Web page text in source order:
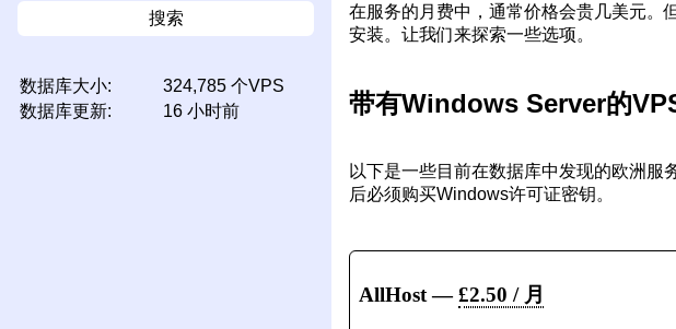
搜索
数据库大小:
324,785 个VPS
数据库更新:
16 小时前
在服务的月费中，通常价格会贵几美元。
安装。让我们来探索一些选项。
带有Windows Server的
以下是一些目前在数据库中发现的欧洲
后必须购买Windows许可证密钥。
AllHost—£2.50 / 月